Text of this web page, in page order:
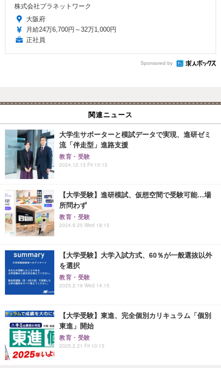
株式会社プラネットワーク
大阪府
月給24万6,700円～32万1,000円
正社員
Sponsored by
関連ニュース
大学生サポーターと模試データで実現、進研ゼミ
流「伴走型」進路支援
教育・受験
2024.12.13 Fri 10:15
【大学受験】進研模試、仮想空間で受験可能…場
所問わず
教育・受験
2024.9.25 Wed 18:15
【大学受験】大学入試方式、60％が一般選抜以外
を選択
教育・受験
2025.2.19 Wed 14:15
【大学受験】東進、完全個別カリキュラム「個別
東進」開始
教育・受験
2025.2.21 Fri 10:15